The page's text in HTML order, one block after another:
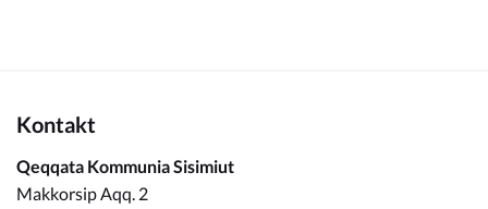
Kontakt
Qeqqata Kommunia Sisimiut
Makkorsip Aqq. 2